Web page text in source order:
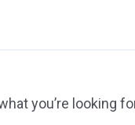
you’re looking